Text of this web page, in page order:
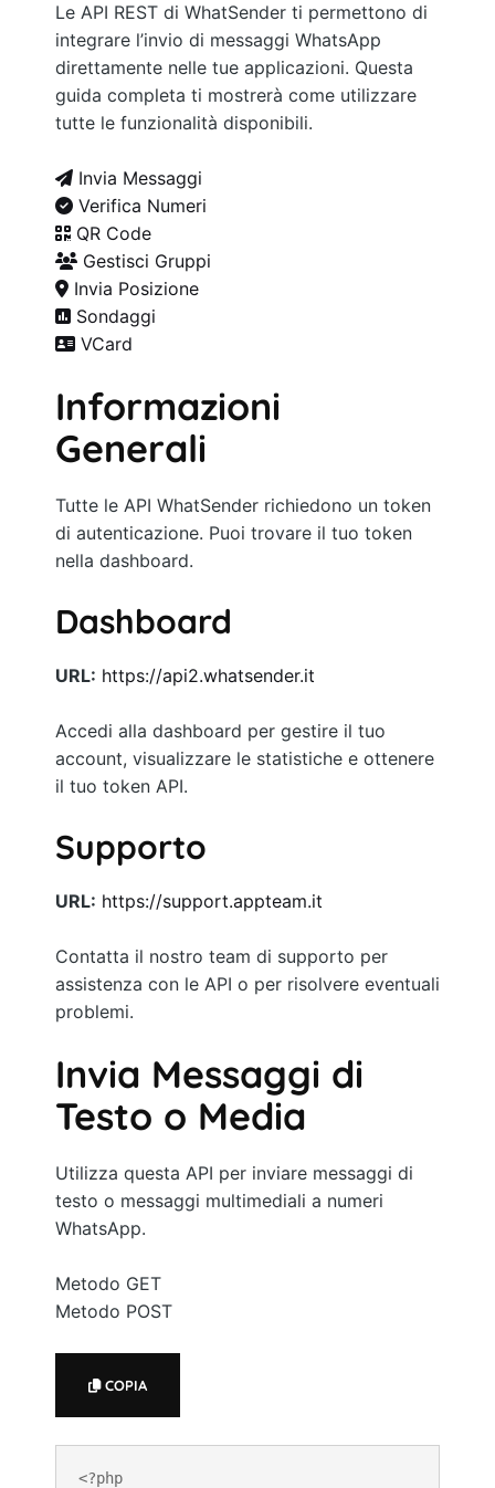
Le API REST di WhatSender ti permettono di
integrare l’invio di messaggi WhatsApp
direttamente nelle tue applicazioni. Questa
guida completa ti mostrerà come utilizzare
tutte le funzionalità disponibili.
Invia Messaggi
Verifica Numeri
QR Code
Gestisci Gruppi
Invia Posizione
Sondaggi
VCard
Informazioni
Generali
Tutte le API WhatSender richiedono un token
di autenticazione. Puoi trovare il tuo token
nella dashboard.
Dashboard
URL: https://api2.whatsender.it
Accedi alla dashboard per gestire il tuo
account, visualizzare le statistiche e ottenere
il tuo token API.
Supporto
URL: https://support.appteam.it
Contatta il nostro team di supporto per
assistenza con le API o per risolvere eventuali
problemi.
Invia Messaggi di
Testo o Media
Utilizza questa API per inviare messaggi di
testo o messaggi multimediali a numeri
WhatsApp.
Metodo GET
Metodo POST
COPIA
<?php